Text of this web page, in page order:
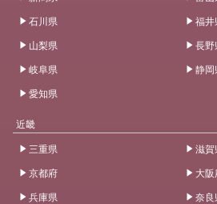
石川県
福井
山梨県
長野
岐阜県
静岡
愛知県
近畿
三重県
滋賀
京都府
大
兵庫県
奈良